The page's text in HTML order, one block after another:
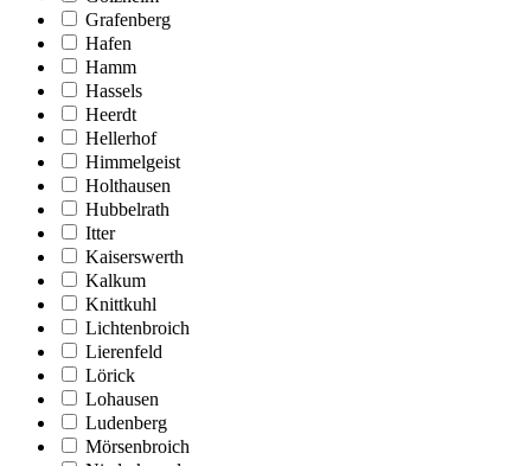
Grafenberg
Hafen
Hamm
Hassels
Heerdt
Hellerhof
Himmelgeist
Holthausen
Hubbelrath
Itter
Kaiserswerth
Kalkum
Knittkuhl
Lichtenbroich
Lierenfeld
Lörick
Lohausen
Ludenberg
Mörsenbroich